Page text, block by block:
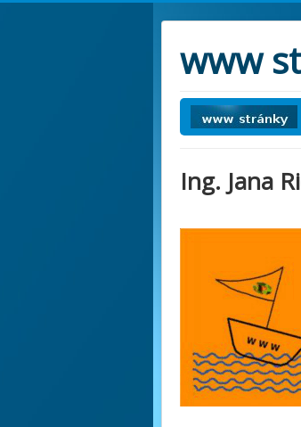
www
Ing. Jana